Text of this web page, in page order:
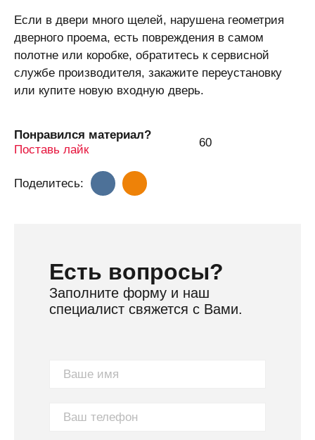
Если в двери много щелей, нарушена геометрия
дверного проема, есть повреждения в самом
полотне или коробке, обратитесь к сервисной
службе производителя, закажите переустановку
или купите новую входную дверь.
Понравился материал?
Поставь лайк
60
Поделитесь:
Eсть вопросы?
Заполните форму и наш
специалист свяжется с Вами.